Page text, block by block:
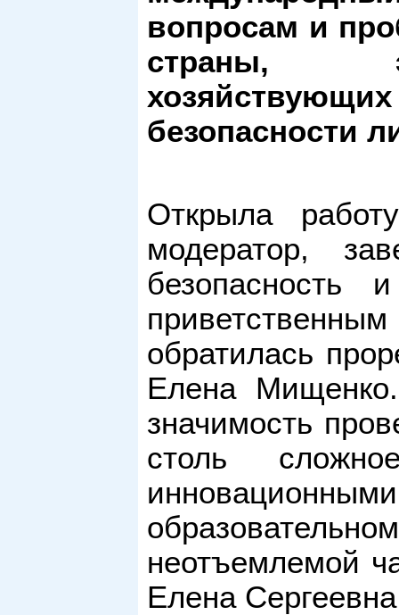
вопросам и
страны,
безопасности
Открыла
модератор,
безопасность
обратилась
Елена
значимость
столь
неотъемлемой
Елена